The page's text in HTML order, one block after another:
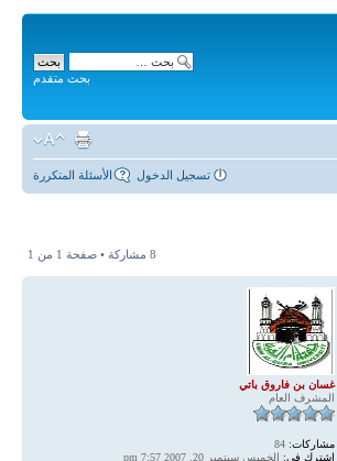
بحث متقدم
الأسئلة المتكررة تسجيل الدخول
8 مشاركة • صفحة 1 من 1
غسان بن فاروق باتي
المشرف العام
مشاركات:
اشترك في: الخميس سبتمبر 20, 2007 7:57 pm